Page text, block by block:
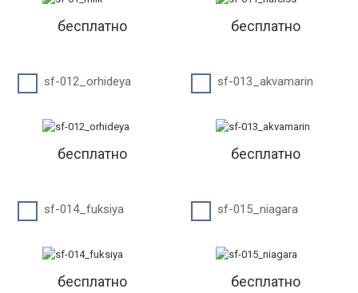
бесплатно бесплатно
sf-012_orhideya
бесплатно
sf-013_akvamarin
бесплатно
sf-014_fuksiya
бесплатно
sf-015_niagara
бесплатно